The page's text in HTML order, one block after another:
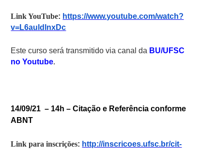
Link YouTube: https://www.youtube.com/watch?
v=L6auldlnxDc
Este curso será transmitido via canal da BU/UFSC
no Youtube.
14/09/21 – 14h – Citação e Referência conforme
ABNT
Link para inscrições: http://inscricoes.ufsc.br/cit-